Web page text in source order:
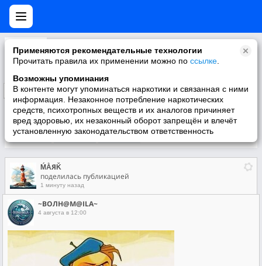
Применяются рекомендательные технологии
Прочитать правила их применении можно по ссылке
Возможны упоминания
В контенте могут упоминаться наркотики и связанная с ними
информация. Незаконное потребление наркотических
средств, психотропных веществ и их аналогов причиняет
вред здоровью, их незаконный оборот запрещён и влечёт
установленную законодательством ответственность
Подписаться
Участники О группе
ḾẰЯǨ
поделилась публикацией
1 минуту назад
~ВОЛН@М@ILA~
4 августа в 12:00